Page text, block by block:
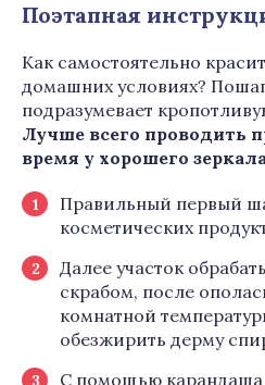
Поэтапная
Как самостоятельно
домашних условиях?
подразумевает
Лучше всего проводить
время у хорошего
Правильный первый
косметических
Далее участок
скрабом, после
комнатной
обезжирить дерму
С помощью карандаша